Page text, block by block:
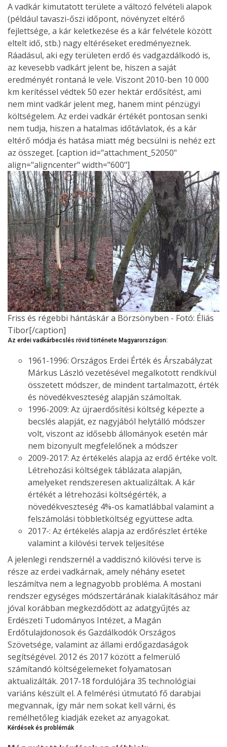
A vadkár kimutatott területe a változó felvételi alapok
(például tavaszi-őszi időpont, növényzet eltérő
fejlettsége, a kár keletkezése és a kár felvétele között
eltelt idő, stb.) nagy eltéréseket eredményeznek.
Ráadásul, aki egy területen erdő és vadgazdálkodó is,
az kevesebb vadkárt jelent be, hiszen a saját
eredményét rontaná le vele. Viszont 2010-ben 10 000
km kerítéssel védtek 50 ezer hektár erdősítést, ami
nem mint vadkár jelent meg, hanem mint pénzügyi
költségelem. Az erdei vadkár értékét pontosan senki
nem tudja, hiszen a hatalmas időtávlatok, és a kár
eltérő módja és hatása miatt még becsülni is nehéz ezt
az összeget. [caption id="attachment_52050"
align="aligncenter" width="600"]
Friss és régebbi hántáskár a Börzsönyben - Fotó: Éliás
Tibor[/caption]
Az erdei vadkárbecslés rövid története Magyarországon:
1961-1996: Országos Erdei Érték és Árszabályzat
Márkus László vezetésével megalkotott rendkívül
összetett módszer, de mindent tartalmazott, érték
és növedékveszteség alapján számoltak.
1996-2009: Az újraerdősítési költség képezte a
becslés alapját, ez nagyjából helytálló módszer
volt, viszont az idősebb állományok esetén már
nem bizonyult megfelelőnek a módszer
2009-2017: Az értékelés alapja az erdő értéke volt.
Létrehozási költségek táblázata alapján,
amelyeket rendszeresen aktualizáltak. A kár
értékét a létrehozási költségérték, a
növedékveszteség 4%-os kamatlábbal valamint a
felszámolási többletköltség együttese adta.
2017-: Az értékelés alapja az erdőrészlet értéke
valamint a kilövési tervek teljesítése
A jelenlegi rendszernél a vaddisznó kilövési terve is
része az erdei vadkárnak, amely néhány esetet
leszámítva nem a legnagyobb probléma. A mostani
rendszer egységes módszertárának kialakításához már
jóval korábban megkezdődött az adatgyűjtés az
Erdészeti Tudományos Intézet, a Magán
Erdőtulajdonosok és Gazdálkodók Országos
Szövetsége, valamint az állami erdőgazdaságok
segítségével. 2012 és 2017 között a felmerülő
számítandó költségelemeket folyamatosan
aktualizálták. 2017-18 fordulójára 35 technológiai
variáns készült el. A felmérési útmutató fő darabjai
megvannak, így már nem sokat kell várni, és
remélhetőleg kiadják ezeket az anyagokat.
Kérdések és problémák